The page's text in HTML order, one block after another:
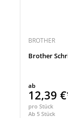
BROTHER
Brother
ab
12,39
pro Stück
Ab 5 Stück